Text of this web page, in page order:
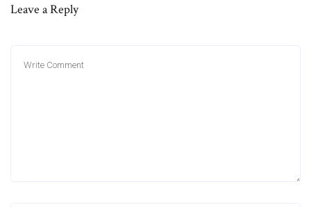
Leave a Reply